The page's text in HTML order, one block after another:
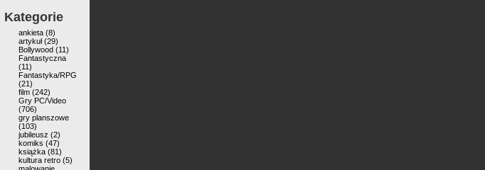
Kategorie
ankieta (8)
artykuł(29)
Bollywood (11)
Fantastyczna
(11)
Fantastyka/RPG
(21)
film (242)
Gry PC/Video
(706)
gry planszowe
(103)
jubileusz (2)
komiks (47)
książka (81)
kultura retro (5)